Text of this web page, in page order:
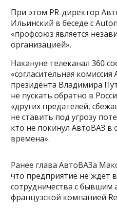
При этом PR-директор
Ильинский в беседе с
«профсоюз является
организацией».
Накануне телеканал 360
«согласительная
президента Владимира
не пускать обратно в
«других предателей,
не ставить под угрозу
кто не покинул АвтоВАЗ в
времена».
Ранее глава АвтоВАЗа
что предприятие не ждет
сотрудничества с
французской компанией